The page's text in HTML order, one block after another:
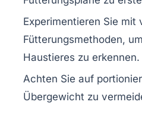
Experimentieren Sie mit
Fütterungsmethoden,
Haustieres zu erkennen.
Achten Sie auf
Übergewicht zu